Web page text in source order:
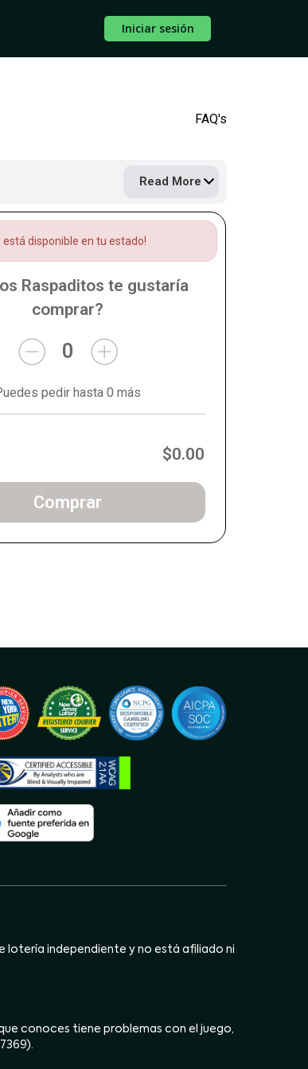
Iniciar sesión
FAQ's
Read More
está disponible en tu estado!
Raspaditos te gustaría
comprar?
0
pedir hasta 0 más
$0.00
Comprar
lotería independiente y no está afiliado ni
conoces tiene problemas con el juego,